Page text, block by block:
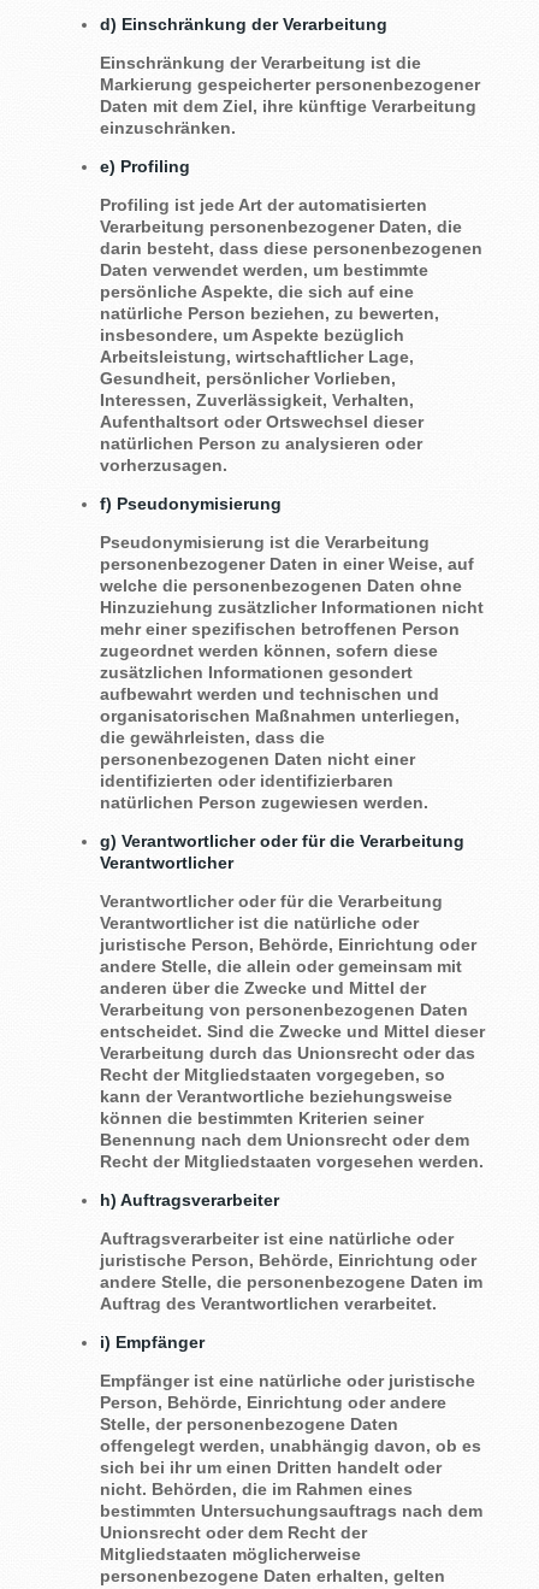
d) Einschränkung der Verarbeitung
Einschränkung der Verarbeitung ist die
Markierung gespeicherter personenbezogener
Daten mit dem Ziel, ihre künftige Verarbeitung
einzuschränken.
e) Profiling
Profiling ist jede Art der automatisierten
Verarbeitung personenbezogener Daten, die
darin besteht, dass diese personenbezogenen
Daten verwendet werden, um bestimmte
persönliche Aspekte, die sich auf eine
natürliche Person beziehen, zu bewerten,
insbesondere, um Aspekte bezüglich
Arbeitsleistung, wirtschaftlicher Lage,
Gesundheit, persönlicher Vorlieben,
Interessen, Zuverlässigkeit, Verhalten,
Aufenthaltsort oder Ortswechsel dieser
natürlichen Person zu analysieren oder
vorherzusagen.
f) Pseudonymisierung
Pseudonymisierung ist die Verarbeitung
personenbezogener Daten in einer Weise, auf
welche die personenbezogenen Daten ohne
Hinzuziehung zusätzlicher Informationen nicht
mehr einer spezifischen betroffenen Person
zugeordnet werden können, sofern diese
zusätzlichen Informationen gesondert
aufbewahrt werden und technischen und
organisatorischen Maßnahmen unterliegen,
die gewährleisten, dass die
personenbezogenen Daten nicht einer
identifizierten oder identifizierbaren
natürlichen Person zugewiesen werden.
g) Verantwortlicher oder für die Verarbeitung
Verantwortlicher
Verantwortlicher oder für die Verarbeitung
Verantwortlicher ist die natürliche oder
juristische Person, Behörde, Einrichtung oder
andere Stelle, die allein oder gemeinsam mit
anderen über die Zwecke und Mittel der
Verarbeitung von personenbezogenen Daten
entscheidet. Sind die Zwecke und Mittel dieser
Verarbeitung durch das Unionsrecht oder das
Recht der Mitgliedstaaten vorgegeben, so
kann der Verantwortliche beziehungsweise
können die bestimmten Kriterien seiner
Benennung nach dem Unionsrecht oder dem
Recht der Mitgliedstaaten vorgesehen werden.
h) Auftragsverarbeiter
Auftragsverarbeiter ist eine natürliche oder
juristische Person, Behörde, Einrichtung oder
andere Stelle, die personenbezogene Daten im
Auftrag des Verantwortlichen verarbeitet.
i) Empfänger
Empfänger ist eine natürliche oder juristische
Person, Behörde, Einrichtung oder andere
Stelle, der personenbezogene Daten
offengelegt werden, unabhängig davon, ob es
sich bei ihr um einen Dritten handelt oder
nicht. Behörden, die im Rahmen eines
bestimmten Untersuchungsauftrags nach dem
Unionsrecht oder dem Recht der
Mitgliedstaaten möglicherweise
personenbezogene Daten erhalten, gelten